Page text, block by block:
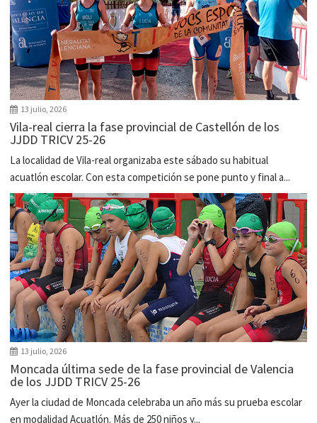
13 julio, 2026
Vila-real cierra la fase provincial de Castellón de los
JJDD TRICV 25-26
La localidad de Vila-real organizaba este sábado su habitual
acuatlón escolar. Con esta competición se pone punto y final a...
13 julio, 2026
Moncada última sede de la fase provincial de Valencia
de los JJDD TRICV 25-26
Ayer la ciudad de Moncada celebraba un año más su prueba escolar
en modalidad Acuatlón. Más de 250 niños y...